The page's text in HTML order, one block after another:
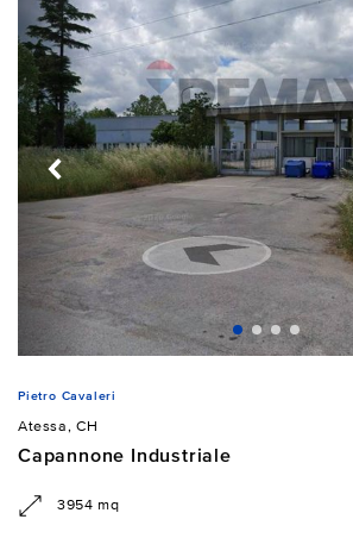
Pietro Cavaleri
Atessa, CH
Capannone Industriale
3954 mq